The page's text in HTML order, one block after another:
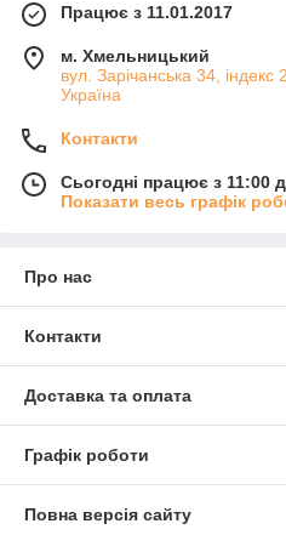
Працює з 11.01.2017
м. Хмельницький
вул. Зарічанська 34,
Україна
Контакти
Сьогодні працює з 11:00
Показати весь графік
Про нас
Контакти
Доставка та оплата
Графік роботи
Повна версія сайту